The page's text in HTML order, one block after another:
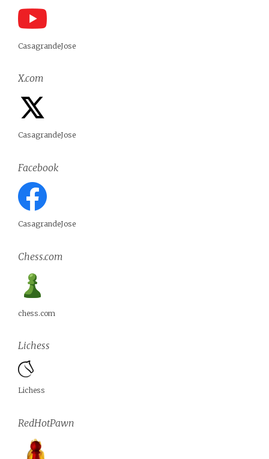
CasagrandeJose
X.com
CasagrandeJose
Facebook
CasagrandeJose
Chess.com
chess.com
Lichess
Lichess
RedHotPawn